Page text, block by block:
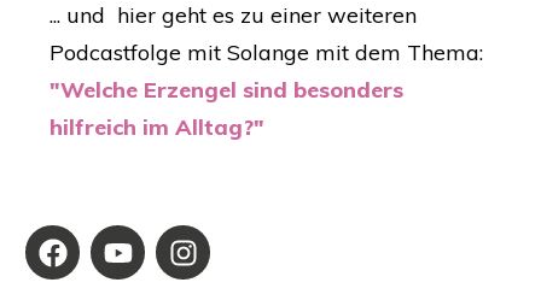
... und hier geht es zu einer weiteren
Podcastfolge mit Solange mit dem Thema:
"Welche Erzengel sind besonders
hilfreich im Alltag?"